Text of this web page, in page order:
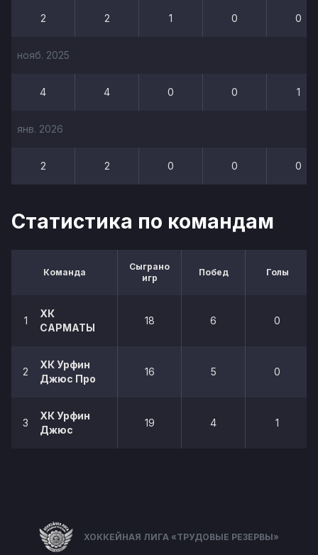
2 2 1 0 0
нояб. 2025
4 4 0 0 1
янв. 2026
2 2 0 0 0
Статистика по командам
Команда
Сыграно
игр
Побед Голы
1
ХК
САРМАТЫ
18 6 0
2
ХК Урфин
Джюс Про
16 5 0
3
ХК Урфин
Джюс
19 4 1
ХОККЕЙНАЯ ЛИГА «ТРУДОВЫЕ РЕЗЕРВЫ»